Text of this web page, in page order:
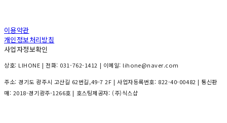
이용약관
개인정보처리방침
사업자정보확인
상호: LIHONE | 전화: 031-762-1412 | 이메일: lihone@naver.com
주소: 경기도 광주시 고산길 62번길,49-7 2F | 사업자등록번호: 822-40-00482 | 통신판
매: 2018-경기광주-1266호 | 호스팅제공자: (주)식스샵